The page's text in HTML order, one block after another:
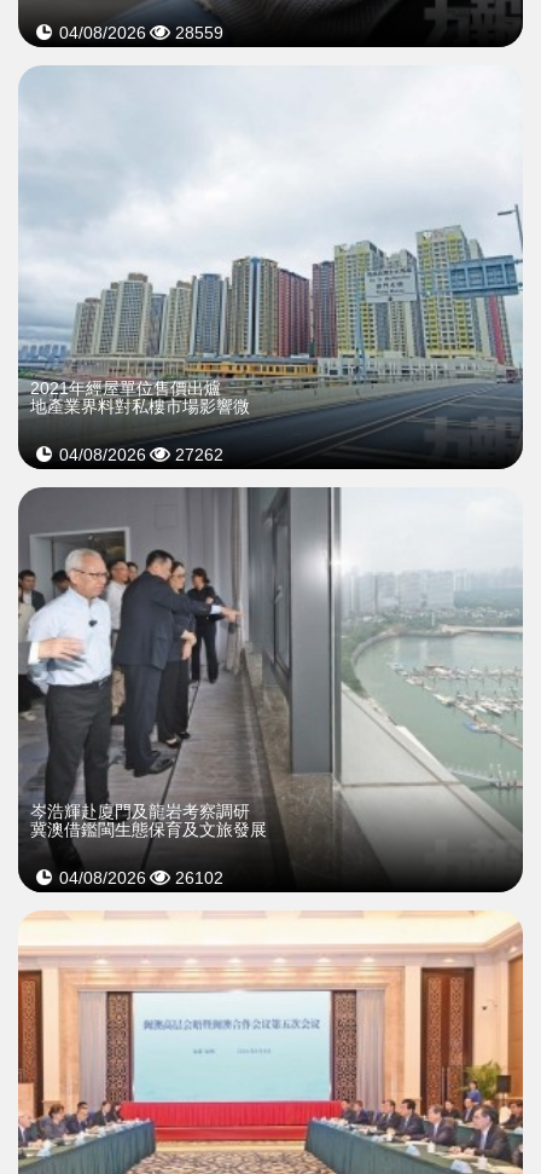
04/08/2026 28559
2021年經屋單位售價出爐
地產業界料對私樓市場影響微
04/08/2026 27262
岑浩輝赴廈門及龍岩考察調研
冀澳借鑑閩生態保育及文旅發展
04/08/2026 26102